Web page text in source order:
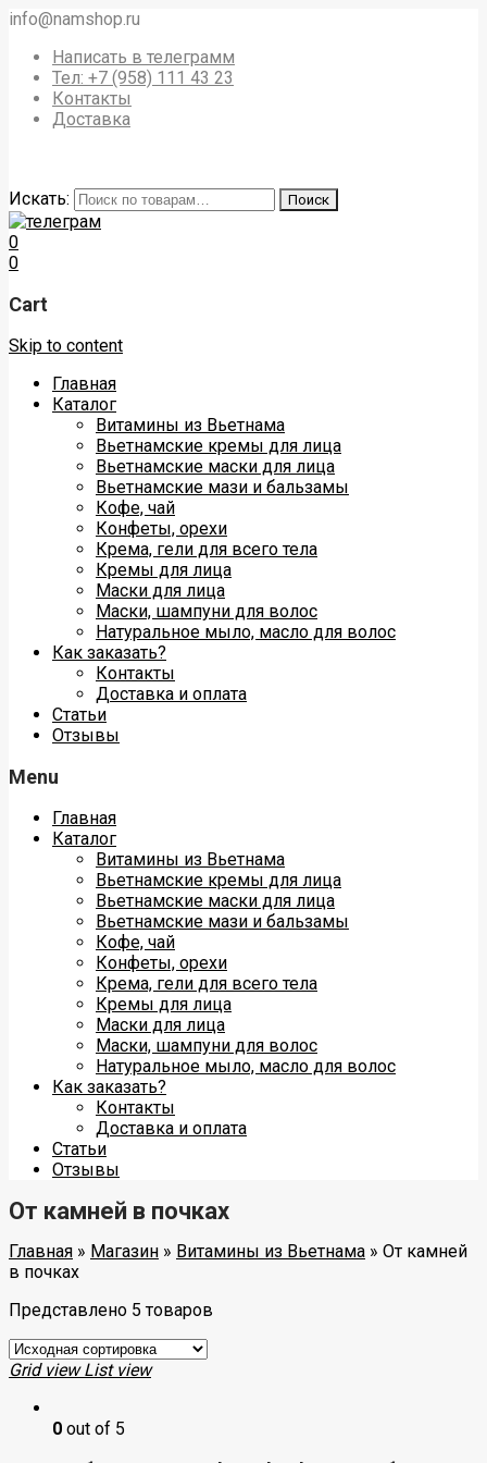
info@namshop.ru
Написать в телеграмм
Тел: +7 (958) 111 43 23
Контакты
Доставка
Искать: Поиск
0
0
Cart
Skip to content
Главная
Каталог
Витамины из Вьетнама
Вьетнамские кремы для лица
Вьетнамские маски для лица
Вьетнамские мази и бальзамы
Кофе, чай
Конфеты, орехи
Крема, гели для всего тела
Кремы для лица
Маски для лица
Маски, шампуни для волос
Натуральное мыло, масло для волос
Как заказать?
Контакты
Доставка и оплата
Статьи
Отзывы
Menu
Главная
Каталог
Витамины из Вьетнама
Вьетнамские кремы для лица
Вьетнамские маски для лица
Вьетнамские мази и бальзамы
Кофе, чай
Конфеты, орехи
Крема, гели для всего тела
Кремы для лица
Маски для лица
Маски, шампуни для волос
Натуральное мыло, масло для волос
Как заказать?
Контакты
Доставка и оплата
Статьи
Отзывы
От камней в почках
Главная » Магазин » Витамины из Вьетнама » От камней
в почках
Представлено 5 товаров
Grid view List view
0 out of 5